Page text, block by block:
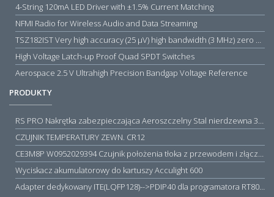
4-String 120mA LED Driver with ±1.5% Current Matching
NFMI Radio for Wireless Audio and Data Streaming
TSZ182IST Very high accuracy (25 µV) high bandwidth (3 MHz) zero drift 5 V operational amplifiers
High Voltage Latch-up Proof Quad SPDT Switches
Aerospace 2.5 V Ultrahigh Precision Bandgap Voltage Reference
PRODUKTY
RS PRO Nakrętka zabezpieczająca Aeroszczelny Stal nierdzewna 316 Zwykłe
CZUJNIK TEMPERATURY ZEWN. CR12
CE3M8P W0952029394 Czujnik położenia tłoka z przewodem i złączem M8, PNP NO, 10...30VDC, 100mA, METALWORK, METAL WORK jak MZT1-0
Wyciskacz akumulatorowy do kartuszy Acculight 600
Adapter dedykowany ITE(LQFP128)-->PDIP40 dla programatora RT809H/RT809F (simple)